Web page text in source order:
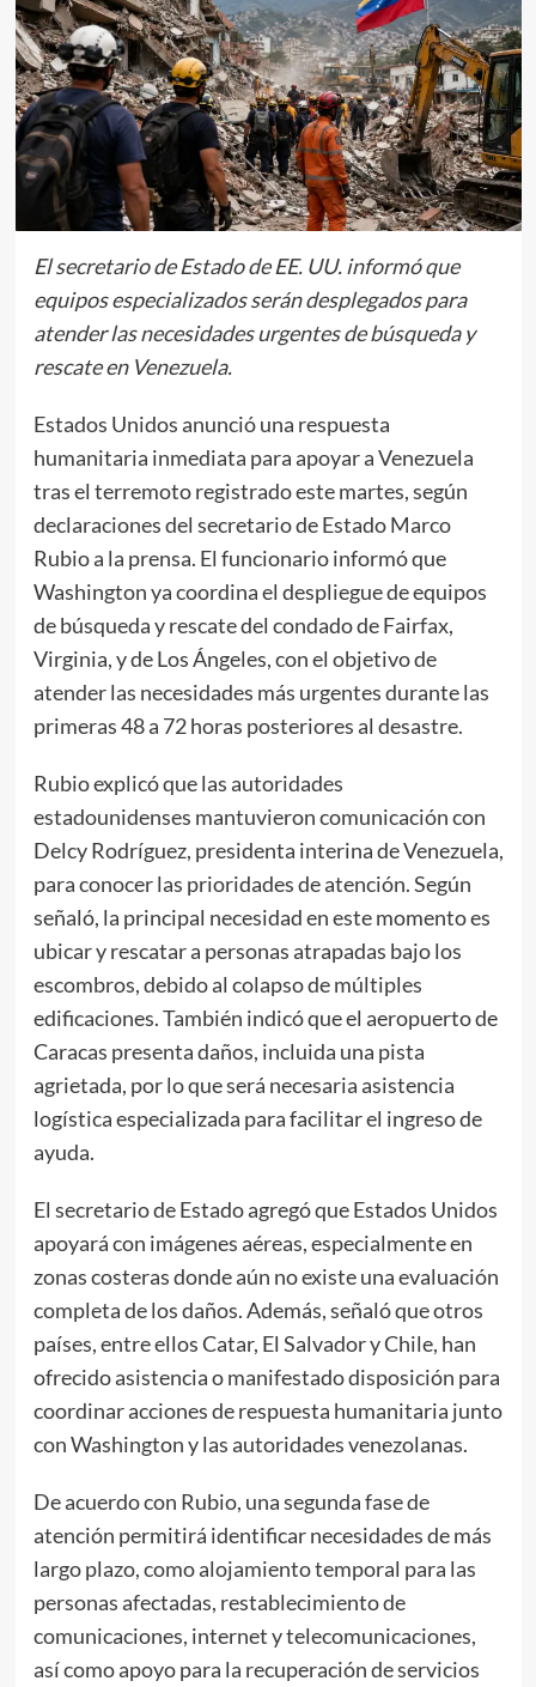
El secretario de Estado de EE. UU. informó que
equipos especializados serán desplegados para
atender las necesidades urgentes de búsqueda y
rescate en Venezuela.
Estados Unidos anunció una respuesta
humanitaria inmediata para apoyar a Venezuela
tras el terremoto registrado este martes, según
declaraciones del secretario de Estado Marco
Rubio a la prensa. El funcionario informó que
Washington ya coordina el despliegue de equipos
de búsqueda y rescate del condado de Fairfax,
Virginia, y de Los Ángeles, con el objetivo de
atender las necesidades más urgentes durante las
primeras 48 a 72 horas posteriores al desastre.
Rubio explicó que las autoridades
estadounidenses mantuvieron comunicación con
Delcy Rodríguez, presidenta interina de Venezuela,
para conocer las prioridades de atención. Según
señaló, la principal necesidad en este momento es
ubicar y rescatar a personas atrapadas bajo los
escombros, debido al colapso de múltiples
edificaciones. También indicó que el aeropuerto de
Caracas presenta daños, incluida una pista
agrietada, por lo que será necesaria asistencia
logística especializada para facilitar el ingreso de
ayuda.
El secretario de Estado agregó que Estados Unidos
apoyará con imágenes aéreas, especialmente en
zonas costeras donde aún no existe una evaluación
completa de los daños. Además, señaló que otros
países, entre ellos Catar, El Salvador y Chile, han
ofrecido asistencia o manifestado disposición para
coordinar acciones de respuesta humanitaria junto
con Washington y las autoridades venezolanas.
De acuerdo con Rubio, una segunda fase de
atención permitirá identificar necesidades de más
largo plazo, como alojamiento temporal para las
personas afectadas, restablecimiento de
comunicaciones, internet y telecomunicaciones,
así como apoyo para la recuperación de servicios